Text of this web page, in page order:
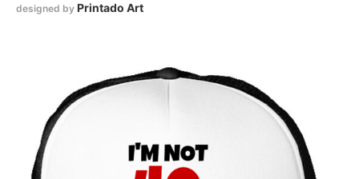
designed by Printado Art